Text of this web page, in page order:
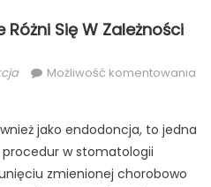
Różni Się W Zależności
Możliwość komentowania
jako endodoncja, to jedna
w stomatologii
zmienionej chorobowo